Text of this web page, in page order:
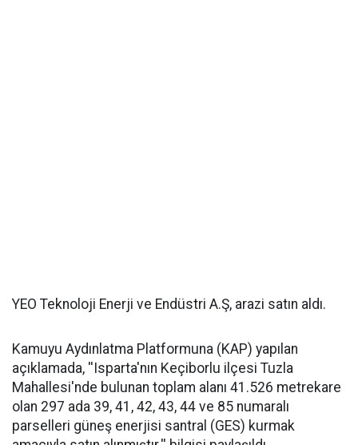
YEO Teknoloji Enerji ve Endüstri A.Ş, arazi satın aldı.
Kamuyu Aydınlatma Platformuna (KAP) yapılan
açıklamada, ''Isparta'nın Keçiborlu ilçesi Tuzla
Mahallesi'nde bulunan toplam alanı 41.526 metrekare
olan 297 ada 39, 41, 42, 43, 44 ve 85 numaralı
parselleri güneş enerjisi santral (GES) kurmak